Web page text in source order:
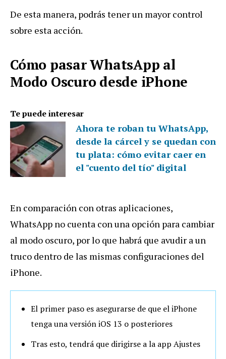
De esta manera, podrás tener un mayor control
sobre esta acción.
Cómo pasar WhatsApp al
Modo Oscuro desde iPhone
Te puede interesar
Ahora te roban tu WhatsApp,
desde la cárcel y se quedan con
tu plata: cómo evitar caer en
el "cuento del tío" digital
En comparación con otras aplicaciones,
WhatsApp no cuenta con una opción para cambiar
al modo oscuro, por lo que habrá que avudir a un
truco dentro de las mismas configuraciones del
iPhone.
El primer paso es asegurarse de que el iPhone
tenga una versión iOS 13 o posteriores
Tras esto, tendrá que dirigirse a la app Ajustes